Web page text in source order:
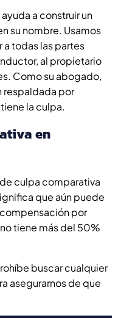
a construir un
su nombre. Usamos
todas las partes
al propietario
Como su abogado,
respaldada por
la culpa.
en
culpa comparativa
que aún puede
por
tiene más del 50%
buscar cualquier
asegurarnos de que